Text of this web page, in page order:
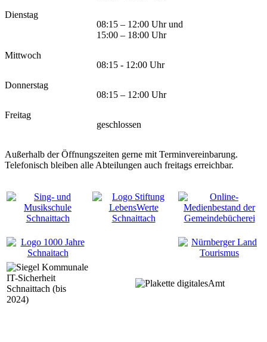
Dienstag
08:15 – 12:00 Uhr und
15:00 – 18:00 Uhr
Mittwoch
08:15 - 12:00 Uhr
Donnerstag
08:15 – 12:00 Uhr
Freitag
geschlossen
Außerhalb der Öffnungszeiten gerne mit Terminvereinbarung.
Telefonisch bleiben alle Abteilungen auch freitags erreichbar.